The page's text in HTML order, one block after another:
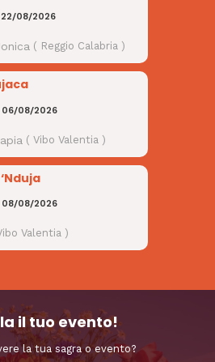
22/08/2026
( Reggio Calabria )
06/08/2026
(Vibo Valentia )
08/08/2026
Valentia )
il tuo evento!
la tua sagra o evento?